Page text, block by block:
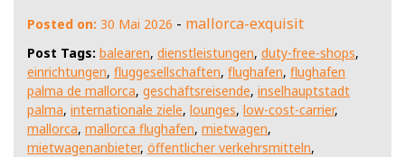
Posted on: 30 Mai 2026 - mallorca-exquisit
Post Tags: balearen, dienstleistungen, duty-free-shops,
einrichtungen, fluggesellschaften, flughafen, flughafen
palma de mallorca, geschäftsreisende, inselhauptstadt
palma, internationale ziele, lounges, low-cost-carrier,
mallorca, mallorca flughafen, mietwagen,
mietwagenanbieter, öffentlicher verkehrsmitteln,